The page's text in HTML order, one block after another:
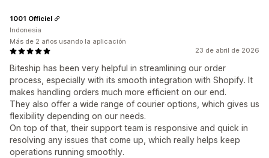
23 de abril de 2026
Biteship has been very helpful in streamlining our order
process, especially with its smooth integration with Shopify. It
makes handling orders much more efficient on our end.
They also offer a wide range of courier options, which gives us
flexibility depending on our needs.
On top of that, their support team is responsive and quick in
resolving any issues that come up, which really helps keep
operations running smoothly.
1001 Officiel
Indonesia
Más de 2 años usando la aplicación